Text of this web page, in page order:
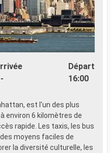
Départ
16:00
est l'un des plus
environ 6 kilomètres de
rapide. Les taxis, les bus
moyens faciles de
la diversité culturelle, les